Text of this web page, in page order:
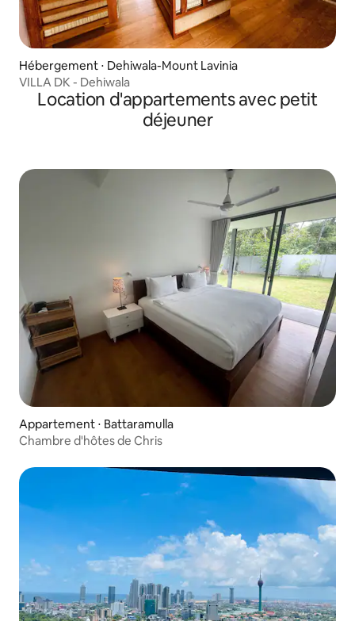
Hébergement ⋅ Dehiwala-Mount Lavinia
VILLA DK - Dehiwala
Location d'appartements avec petit
déjeuner
Appartement ⋅ Battaramulla
Chambre d'hôtes de Chris